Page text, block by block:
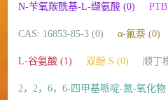
N-苄氧羰酰基-L-缬氨酸 (0)
CAS: 16853-85-3 (0) α-氟萘 (0)
L-谷氨酸 (1) 双酚 S (0) 顺丁
2，2，6，6-四甲基哌啶-氮-氧化物